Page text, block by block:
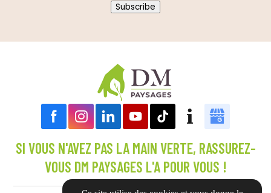
SI VOUS N'AVEZ PAS LA MAIN VERTE, RASSUREZ-
VOUS DM PAYSAGES L'A POUR VOUS !